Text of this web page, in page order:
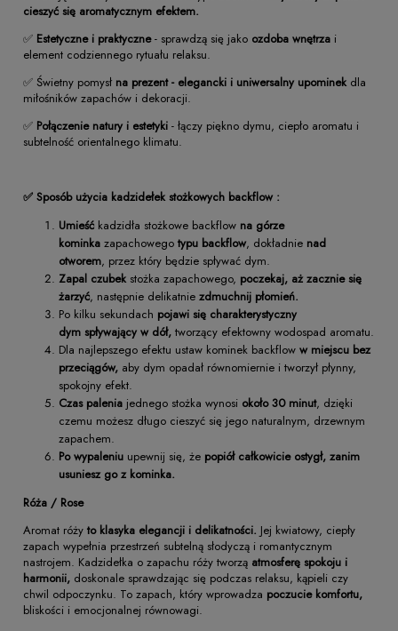
cieszyć się aromatycznym efektem.
✅ Estetyczne i praktyczne- sprawdzą się jako ozdoba wnętrza i
element codziennego rytuału relaksu.
✅ Świetny pomysł na prezent - elegancki i uniwersalny upominek dla
miłośników zapachów i dekoracji.
✅ Połączenie natury i estetyki - łączy piękno dymu, ciepło aromatu i
subtelność orientalnego klimatu.
✅ Sposób użycia kadzidełek stożkowych backflow :
Umieść kadzidła stożkowe backflow na górze
kominka zapachowego typu backflow, dokładnie nad
otworem, przez który będzie spływać dym.
Zapal czubek stożka zapachowego, poczekaj, aż zacznie się
żarzyć, następnie delikatnie zdmuchnij płomień.
Po kilku sekundach pojawi się charakterystyczny
dym spływający w dół, tworzący efektowny wodospad aromatu.
Dla najlepszego efektu ustaw kominek backflow w miejscu bez
przeciągów, aby dym opadał równomiernie i tworzył płynny,
spokojny efekt.
Czas palenia jednego stożka wynosi około 30 minut, dzięki
czemu możesz długo cieszyć się jego naturalnym, drzewnym
zapachem.
Po wypaleniu upewnij się, że popiół całkowicie ostygł, zanim
usuniesz go z kominka.
Róża / Rose
Aromat róży to klasyka elegancji i delikatności. Jej kwiatowy, ciepły
zapach wypełnia przestrzeń subtelną słodyczą i romantycznym
nastrojem. Kadzidełka o zapachu róży tworzą atmosferę spokoju i
harmonii, doskonale sprawdzając się podczas relaksu, kąpieli czy
chwil odpoczynku. To zapach, który wprowadza poczucie komfortu,
bliskości i emocjonalnej równowagi.